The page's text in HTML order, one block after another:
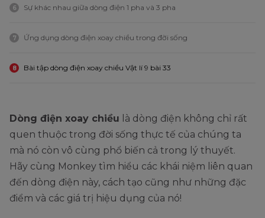
6 Sự khác nhau giữa dòng điện 1 pha và 3 pha
7 Ứng dụng dòng điện xoay chiều trong đời sống
8 Bài tập dòng điện xoay chiều Vật lí 9 bài 33
Dòng điện xoay chiều là dòng điện không chỉ rất
quen thuộc trong đời sống thực tế của chúng ta
mà nó còn vô cùng phổ biến cả trong lý thuyết.
Hãy cùng Monkey tìm hiểu các khái niệm liên quan
đến dòng điện này, cách tạo cũng như những đặc
điểm và các giá trị hiệu dụng của nó!